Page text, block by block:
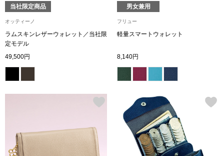
アクセサリー
ン雑貨
ベスト
その他
当社限定商品
オッティーノ
ラムスキンレザーウォレット／当社限
定モデル
49,500円
男女兼用
フリュー
軽量スマートウォレット
8,140円